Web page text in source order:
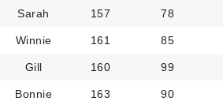
Sarah 157 78
Winnie 161 85
Gill 160 99
Bonnie 163 90